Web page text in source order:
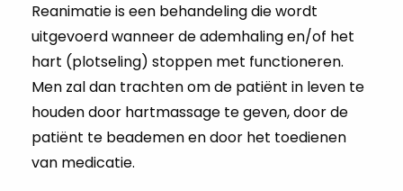
Reanimatie is een behandeling die wordt
uitgevoerd wanneer de ademhaling en/of het
hart (plotseling) stoppen met functioneren.
Men zal dan trachten om de patiënt in leven te
houden door hartmassage te geven, door de
patiënt te beademen en door het toedienen
van medicatie.